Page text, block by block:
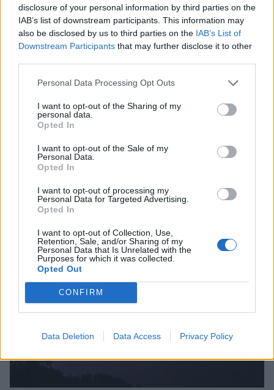
disclosure of your personal information by third parties on the
IAB’s list of downstream participants. This information may
also be disclosed by us to third parties on the IAB’s List of
Downstream Participants that may further disclose it to other
Personal Data Processing Opt Outs
I want to opt-out of the Sharing of my
personal data.
Opted In
I want to opt-out of the Sale of my
Personal Data.
Opted In
I want to opt-out of processing my
Personal Data for Targeted Advertising.
Opted In
I want to opt-out of Collection, Use,
Retention, Sale, and/or Sharing of my
Personal Data that Is Unrelated with the
Purposes for which it was collected.
Opted Out
CONFIRM
Data Deletion Data Access Privacy Policy
Σχετικά Άρθρα